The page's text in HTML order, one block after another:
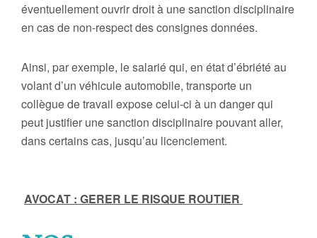
éventuellement ouvrir droit à une sanction disciplinaire
en cas de non-respect des consignes données.
Ainsi, par exemple, le salarié qui, en état d’ébriété au
volant d’un véhicule automobile, transporte un
collègue de travail expose celui-ci à un danger qui
peut justifier une sanction disciplinaire pouvant aller,
dans certains cas, jusqu’au licenciement.
AVOCAT : GERER LE RISQUE ROUTIER